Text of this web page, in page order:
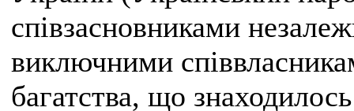
співзасновниками
виключними
багатства, що